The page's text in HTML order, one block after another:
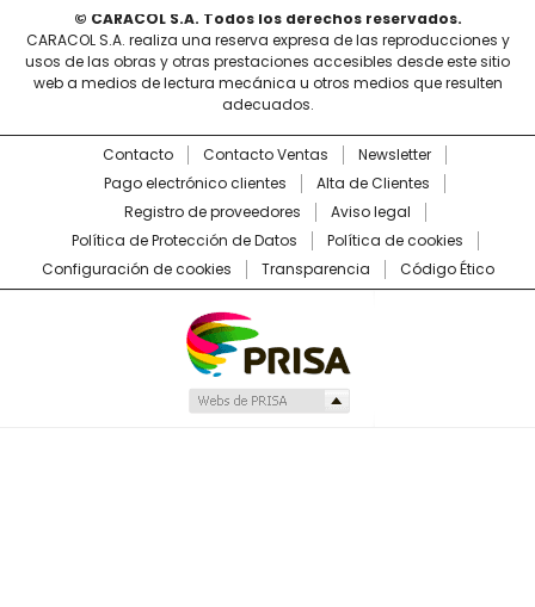
© CARACOL S.A. Todos los derechos reservados.
CARACOL S.A. realiza una reserva expresa de las reproducciones y
usos de las obras y otras prestaciones accesibles desde este sitio
web a medios de lectura mecánica u otros medios que resulten
adecuados.
Contacto Contacto Ventas
Newsletter
Pago electrónico clientes
Alta de Clientes
Registro de proveedores
Aviso legal
Política de Protección de Datos
Política de cookies
Configuración de cookies
Transparencia Código Ético